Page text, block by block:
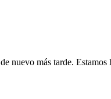
nuevo más tarde.